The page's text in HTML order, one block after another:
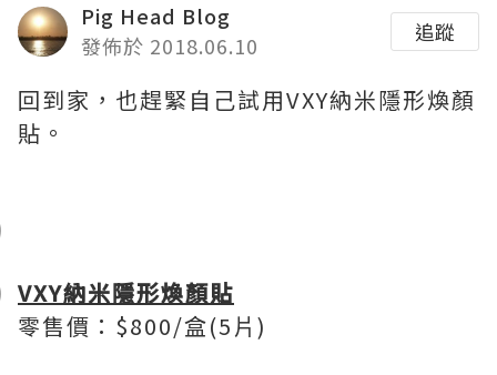
Pig Head Blog
發佈於 2018.06.10
追蹤
回到家，也趕緊自己試用VXY納米隱形煥顏
貼。
VXY納米隱形煥顏貼
零售價：$800/盒(5片)